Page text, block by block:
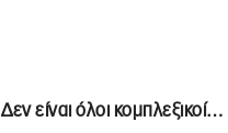
Δεν είναι όλοι κομπλεξικοί…